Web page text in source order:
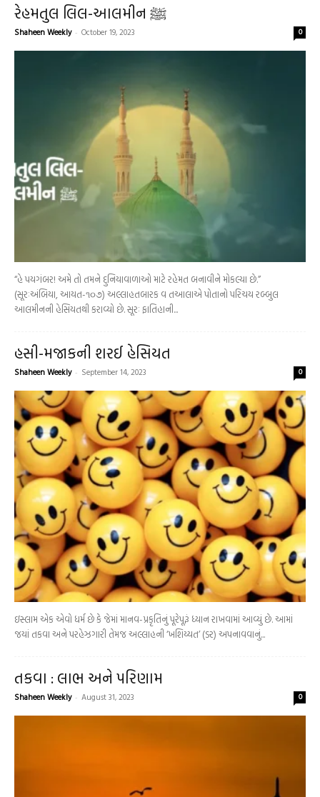
રેહમતુલ લિલ-આલમીન ﷺ
Shaheen Weekly - October 19, 2023 0
“હે પયગંબર! અમે તો તમને દુનિયાવાળાઓ માટે રહેમત બનાવીને મોકલ્યા છે.”
(સૂરઃઅંબિયા, આયત-૧૦૭) અલ્લાહતબારક વ તઆલાએ પોતાનો પરિચય રબ્બુલ
આલમીનની હેસિયતથી કરાવ્યો છે. સૂરઃ ફાતિહાની...
હસી-મજાકની શરઈ હેસિયત
Shaheen Weekly - September 14, 2023 0
ઇસ્લામ એક એવો ધર્મ છે કે જેમાં માનવ-પ્રકૃતિનું પૂરેપૂરૂં ધ્યાન રાખવામાં આવ્યું છે. આમાં
જયાં તકવા અને પરહેઝગારી તેમજ અલ્લાહની ‘ખશિય્યત’ (ડર) અપનાવવાનું...
તકવા : લાભ અને પરિણામ
Shaheen Weekly - August 31, 2023 0